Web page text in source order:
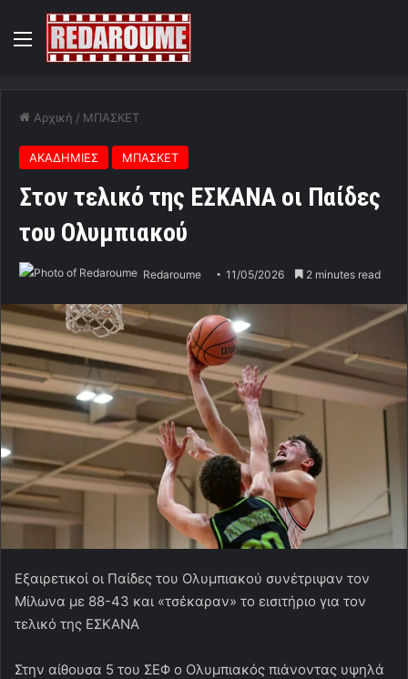
Menu
Αρχική / ΜΠΑΣΚΕΤ
ΑΚΑΔΗΜΙΕΣ ΜΠΑΣΚΕΤ
Στον τελικό της ΕΣΚΑΝΑ οι Παίδες
του Ολυμπιακού
Redaroume 11/05/2026 2 minutes read
Εξαιρετικοί οι Παίδες του Ολυμπιακού συνέτριψαν τον
Μίλωνα με 88-43 και «τσέκαραν» το εισιτήριο για τον
τελικό της ΕΣΚΑΝΑ
Στην αίθουσα 5 του ΣΕΦ ο Ολυμπιακός πιάνοντας υψηλά